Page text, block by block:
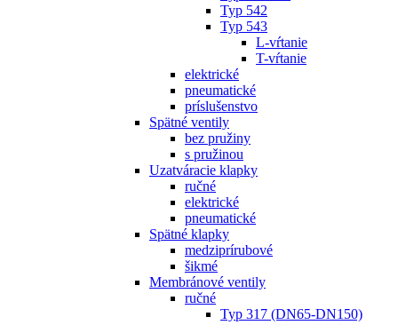
Typ 542
Typ 543
L-vŕtanie
T-vŕtanie
elektrické
pneumatické
príslušenstvo
Spätné ventily
bez pružiny
s pružinou
Uzatváracie klapky
ručné
elektrické
pneumatické
Spätné klapky
medziprírubové
šikmé
Membránové ventily
ručné
Typ 317 (DN65-DN150)